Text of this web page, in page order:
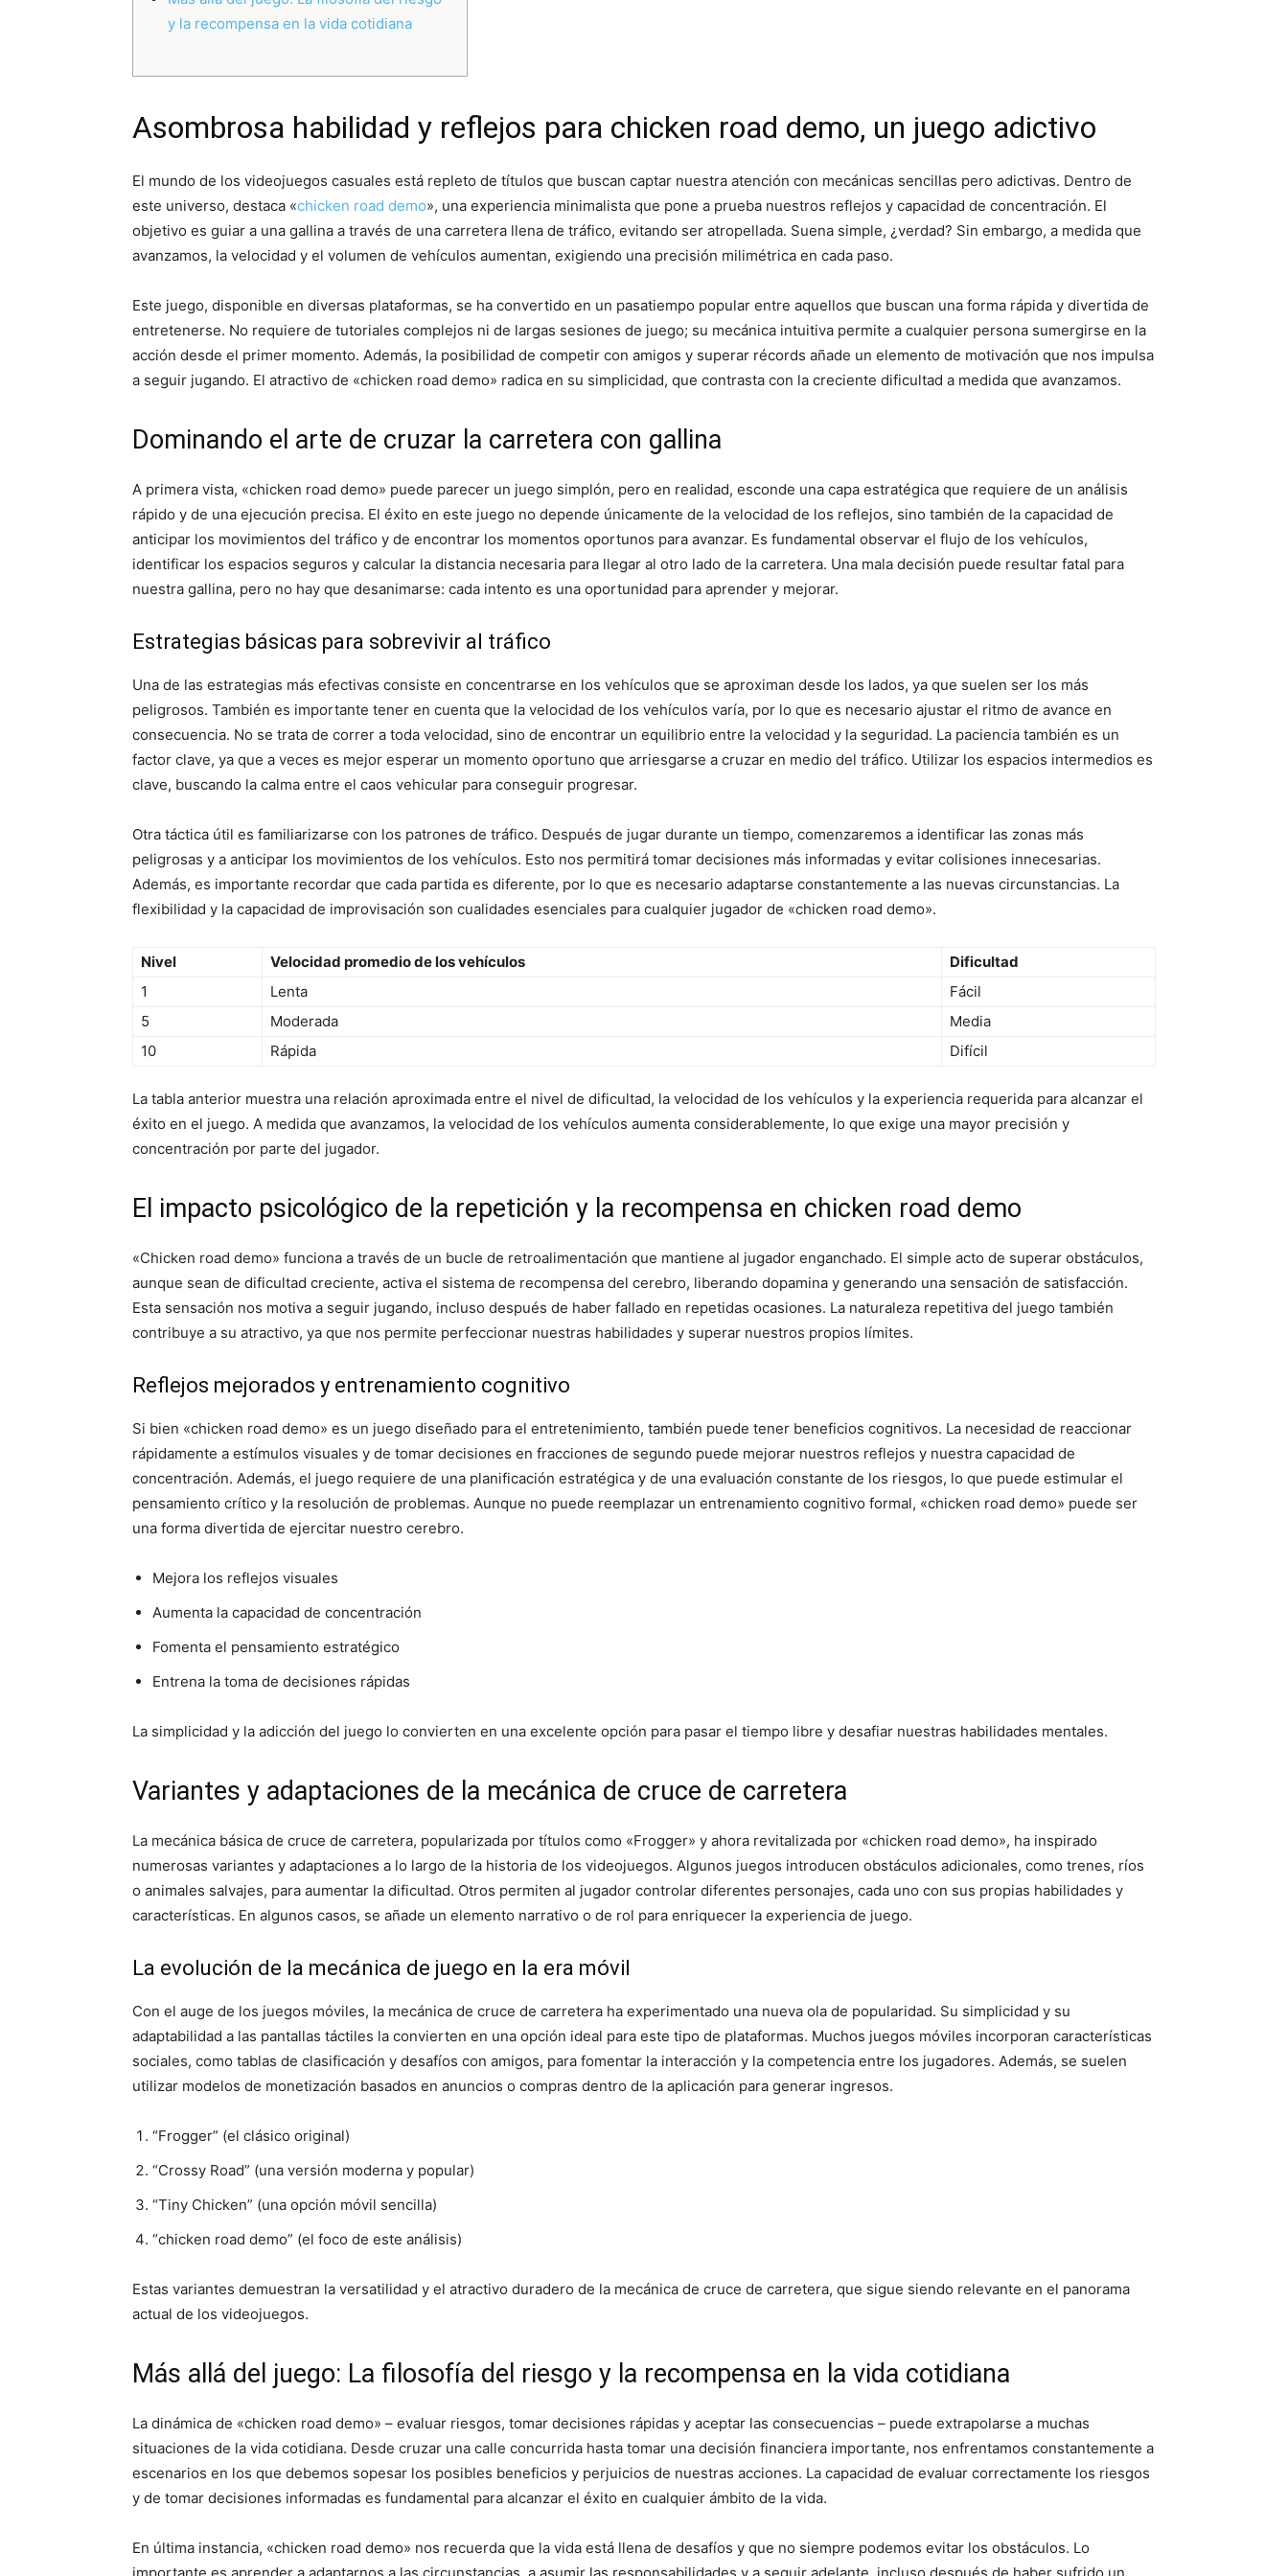
y la recompensa en la vida cotidiana
Asombrosa habilidad y reflejos para chicken road demo, un juego adictivo
El mundo de los videojuegos casuales está repleto de títulos que buscan captar nuestra atención con mecánicas sencillas pero adictivas. Dentro de
este universo, destaca «chicken road demo», una experiencia minimalista que pone a prueba nuestros reflejos y capacidad de concentración. El
objetivo es guiar a una gallina a través de una carretera llena de tráfico, evitando ser atropellada. Suena simple, ¿verdad? Sin embargo, a medida que
avanzamos, la velocidad y el volumen de vehículos aumentan, exigiendo una precisión milimétrica en cada paso.
Este juego, disponible en diversas plataformas, se ha convertido en un pasatiempo popular entre aquellos que buscan una forma rápida y divertida de
entretenerse. No requiere de tutoriales complejos ni de largas sesiones de juego; su mecánica intuitiva permite a cualquier persona sumergirse en la
acción desde el primer momento. Además, la posibilidad de competir con amigos y superar récords añade un elemento de motivación que nos impulsa
a seguir jugando. El atractivo de «chicken road demo» radica en su simplicidad, que contrasta con la creciente dificultad a medida que avanzamos.
Dominando el arte de cruzar la carretera con gallina
A primera vista, «chicken road demo» puede parecer un juego simplón, pero en realidad, esconde una capa estratégica que requiere de un análisis
rápido y de una ejecución precisa. El éxito en este juego no depende únicamente de la velocidad de los reflejos, sino también de la capacidad de
anticipar los movimientos del tráfico y de encontrar los momentos oportunos para avanzar. Es fundamental observar el flujo de los vehículos,
identificar los espacios seguros y calcular la distancia necesaria para llegar al otro lado de la carretera. Una mala decisión puede resultar fatal para
nuestra gallina, pero no hay que desanimarse: cada intento es una oportunidad para aprender y mejorar.
Estrategias básicas para sobrevivir al tráfico
Una de las estrategias más efectivas consiste en concentrarse en los vehículos que se aproximan desde los lados, ya que suelen ser los más
peligrosos. También es importante tener en cuenta que la velocidad de los vehículos varía, por lo que es necesario ajustar el ritmo de avance en
consecuencia. No se trata de correr a toda velocidad, sino de encontrar un equilibrio entre la velocidad y la seguridad. La paciencia también es un
factor clave, ya que a veces es mejor esperar un momento oportuno que arriesgarse a cruzar en medio del tráfico. Utilizar los espacios intermedios es
clave, buscando la calma entre el caos vehicular para conseguir progresar.
Otra táctica útil es familiarizarse con los patrones de tráfico. Después de jugar durante un tiempo, comenzaremos a identificar las zonas más
peligrosas y a anticipar los movimientos de los vehículos. Esto nos permitirá tomar decisiones más informadas y evitar colisiones innecesarias.
Además, es importante recordar que cada partida es diferente, por lo que es necesario adaptarse constantemente a las nuevas circunstancias. La
flexibilidad y la capacidad de improvisación son cualidades esenciales para cualquier jugador de «chicken road demo».
Nivel Velocidad promedio de los vehículos
Dificultad
1
Lenta
Fácil
5
Moderada
Media
10
Rápida Difícil
La tabla anterior muestra una relación aproximada entre el nivel de dificultad, la velocidad de los vehículos y la experiencia requerida para alcanzar el
éxito en el juego. A medida que avanzamos, la velocidad de los vehículos aumenta considerablemente, lo que exige una mayor precisión y
concentración por parte del jugador.
El impacto psicológico de la repetición y la recompensa en chicken road demo
«Chicken road demo» funciona a través de un bucle de retroalimentación que mantiene al jugador enganchado. El simple acto de superar obstáculos,
aunque sean de dificultad creciente, activa el sistema de recompensa del cerebro, liberando dopamina y generando una sensación de satisfacción.
Esta sensación nos motiva a seguir jugando, incluso después de haber fallado en repetidas ocasiones. La naturaleza repetitiva del juego también
contribuye a su atractivo, ya que nos permite perfeccionar nuestras habilidades y superar nuestros propios límites.
Reflejos mejorados y entrenamiento cognitivo
Si bien «chicken road demo» es un juego diseñado para el entretenimiento, también puede tener beneficios cognitivos. La necesidad de reaccionar
rápidamente a estímulos visuales y de tomar decisiones en fracciones de segundo puede mejorar nuestros reflejos y nuestra capacidad de
concentración. Además, el juego requiere de una planificación estratégica y de una evaluación constante de los riesgos, lo que puede estimular el
pensamiento crítico y la resolución de problemas. Aunque no puede reemplazar un entrenamiento cognitivo formal, «chicken road demo» puede ser
una forma divertida de ejercitar nuestro cerebro.
Mejora los reflejos visuales
Aumenta la capacidad de concentración
Fomenta el pensamiento estratégico
Entrena la toma de decisiones rápidas
La simplicidad y la adicción del juego lo convierten en una excelente opción para pasar el tiempo libre y desafiar nuestras habilidades mentales.
Variantes y adaptaciones de la mecánica de cruce de carretera
La mecánica básica de cruce de carretera, popularizada por títulos como «Frogger» y ahora revitalizada por «chicken road demo», ha inspirado
numerosas variantes y adaptaciones a lo largo de la historia de los videojuegos. Algunos juegos introducen obstáculos adicionales, como trenes, ríos
o animales salvajes, para aumentar la dificultad. Otros permiten al jugador controlar diferentes personajes, cada uno con sus propias habilidades y
características. En algunos casos, se añade un elemento narrativo o de rol para enriquecer la experiencia de juego.
La evolución de la mecánica de juego en la era móvil
Con el auge de los juegos móviles, la mecánica de cruce de carretera ha experimentado una nueva ola de popularidad. Su simplicidad y su
adaptabilidad a las pantallas táctiles la convierten en una opción ideal para este tipo de plataformas. Muchos juegos móviles incorporan características
sociales, como tablas de clasificación y desafíos con amigos, para fomentar la interacción y la competencia entre los jugadores. Además, se suelen
utilizar modelos de monetización basados en anuncios o compras dentro de la aplicación para generar ingresos.
“Frogger” (el clásico original)
“Crossy Road” (una versión moderna y popular)
“Tiny Chicken” (una opción móvil sencilla)
“chicken road demo” (el foco de este análisis)
Estas variantes demuestran la versatilidad y el atractivo duradero de la mecánica de cruce de carretera, que sigue siendo relevante en el panorama
actual de los videojuegos.
Más allá del juego: La filosofía del riesgo y la recompensa en la vida cotidiana
La dinámica de «chicken road demo» – evaluar riesgos, tomar decisiones rápidas y aceptar las consecuencias – puede extrapolarse a muchas
situaciones de la vida cotidiana. Desde cruzar una calle concurrida hasta tomar una decisión financiera importante, nos enfrentamos constantemente a
escenarios en los que debemos sopesar los posibles beneficios y perjuicios de nuestras acciones. La capacidad de evaluar correctamente los riesgos
y de tomar decisiones informadas es fundamental para alcanzar el éxito en cualquier ámbito de la vida.
En última instancia, «chicken road demo» nos recuerda que la vida está llena de desafíos y que no siempre podemos evitar los obstáculos. Lo